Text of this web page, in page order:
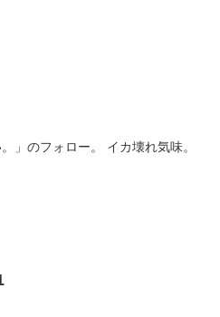
「php.ini-development と php.ini-production の違い。」のフォロー。 イカ壊れ気味。